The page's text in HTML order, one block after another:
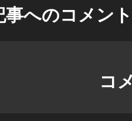
事へのコメント
コ